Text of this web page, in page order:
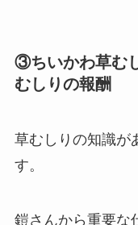
③ちいかわ草む
むしりの報酬
草むしりの知識が
す。
鎧さんから重要な